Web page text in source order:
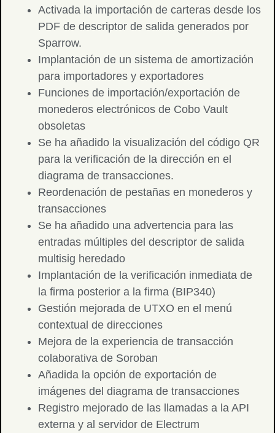
Activada la importación de carteras desde los
PDF de descriptor de salida generados por
Sparrow.
Implantación de un sistema de amortización
para importadores y exportadores
Funciones de importación/exportación de
monederos electrónicos de Cobo Vault
obsoletas
Se ha añadido la visualización del código QR
para la verificación de la dirección en el
diagrama de transacciones.
Reordenación de pestañas en monederos y
transacciones
Se ha añadido una advertencia para las
entradas múltiples del descriptor de salida
multisig heredado
Implantación de la verificación inmediata de
la firma posterior a la firma (BIP340)
Gestión mejorada de UTXO en el menú
contextual de direcciones
Mejora de la experiencia de transacción
colaborativa de Soroban
Añadida la opción de exportación de
imágenes del diagrama de transacciones
Registro mejorado de las llamadas a la API
externa y al servidor de Electrum